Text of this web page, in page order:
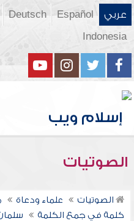
عربي Español
Deutsch
Indonesia
الصوتيات
الصوتيات علماء ودعاة
كلمة في جمع الكلمة